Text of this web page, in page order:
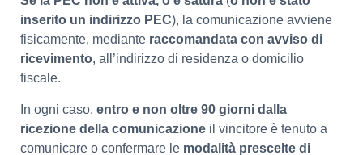
inserito un indirizzo PEC), la comunicazione avviene
fisicamente, mediante raccomandata con avviso di
ricevimento, all’indirizzo di residenza o domicilio
fiscale.
In ogni caso, entro e non oltre 90 giorni dalla
ricezione della comunicazione il vincitore è tenuto a
comunicare o confermare le modalità prescelte di